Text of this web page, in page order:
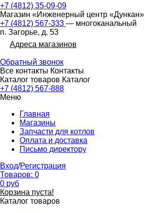
+7 (4812) 35-09-09
Магазин «Инженерный центр «Дункан»
+7 (4812) 567-333 — многоканальный
п. Загорье, д. 53
Адреса магазинов
Обратный звонок
Все контакты Контакты
Каталог товаров Каталог
+7 (4812) 567-888
Меню
Главная
Магазины
Запчасти для котлов
Оплата и доставка
Письмо директору
Вход/Регистрация
Товаров: 0
0 руб
Корзина пуста!
Каталог товаров